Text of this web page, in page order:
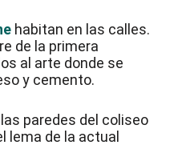
habitan en las calles.
de la primera
al arte donde se
y cemento.
paredes del coliseo
lema de la actual